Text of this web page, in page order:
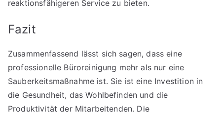
reaktionsfähigeren Service zu bieten.
Fazit
Zusammenfassend lässt sich sagen, dass eine
professionelle Büroreinigung mehr als nur eine
Sauberkeitsmaßnahme ist. Sie ist eine Investition in
die Gesundheit, das Wohlbefinden und die
Produktivität der Mitarbeitenden. Die